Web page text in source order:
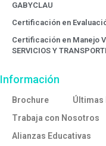
GABYCLAU
Certificación en
Certificación en Manejo
SERVICIOS Y
Información
Brochure
Últimas
Trabaja con Nosotros
Alianzas Educativas